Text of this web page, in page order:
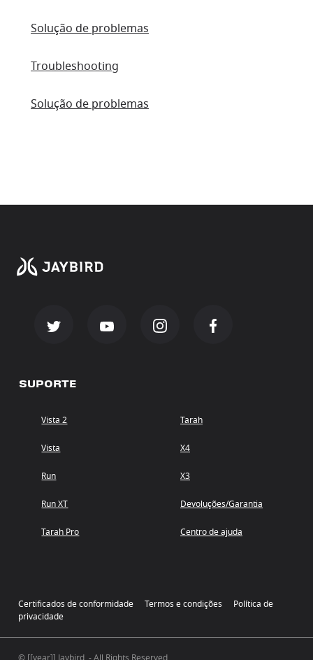
Solução de problemas
Troubleshooting
Solução de problemas
SUPORTE
Vista 2
Vista
Run
Run XT
Tarah Pro
Tarah
X4
X3
Devoluções/Garantia
Centro de ajuda
Certificados de conformidade Termos e condições
Política de
privacidade